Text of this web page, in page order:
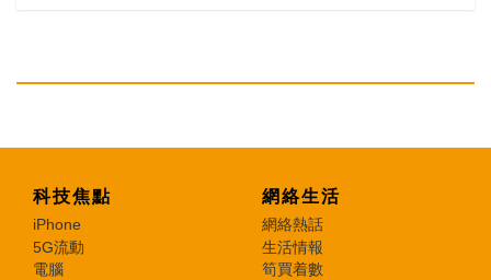
科技焦點
iPhone
5G流動
電腦
網絡生活
網絡熱話
生活情報
筍買着數